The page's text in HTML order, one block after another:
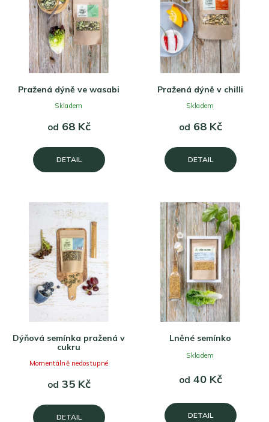
Pražená dýně ve wasabi
od 68 Kč
DETAIL
Skladem
Pražená dýně v chilli
od 68 Kč
DETAIL
Skladem
Dýňová semínka pražená v
cukru
od 35 Kč
DETAIL
Momentálně nedostupné
Lněné semínko
od 40 Kč
DETAIL
Skladem